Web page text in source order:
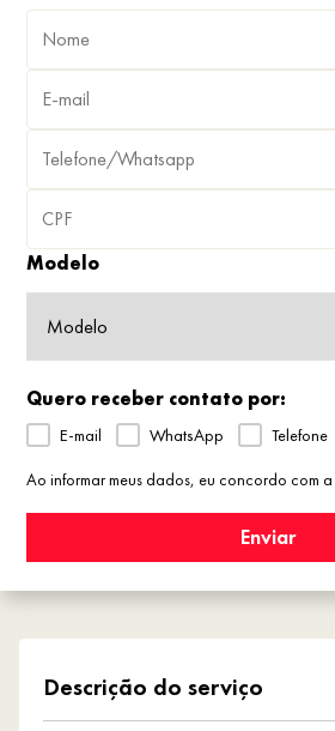
Modelo
Quero receber contato por:
E-mail WhatsApp Telefone
Ao informar meus dados, eu concordo com a
Enviar
Descrição do serviço